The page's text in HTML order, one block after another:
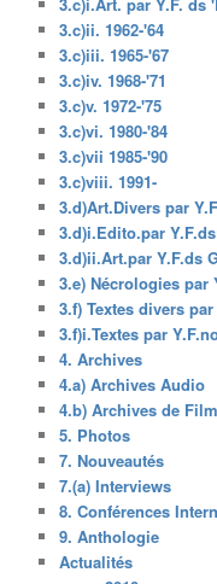
3.c)ii. 1962-'64
3.c)iii. 1965-'67
3.c)iv. 1968-'71
3.c)v. 1972-'75
3.c)vi. 1980-'84
3.c)vii 1985-'90
3.c)viii. 1991-
3.d)Art.Divers par
3.d)i.Edito.par
3.d)ii.Art.par Y.F.ds
3.e) Nécrologies par
3.f) Textes divers par
3.f)i.Textes par
4. Archives
4.a) Archives Audio
4.b) Archives de Film
5. Photos
7. Nouveautés
7.(a) Interviews
8. Conférences
9. Anthologie
Actualités